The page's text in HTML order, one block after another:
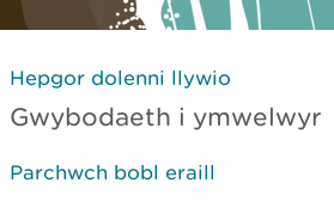
Hepgor dolenni llywio
Gwybodaeth i ymwelwyr
Parchwch bobl eraill